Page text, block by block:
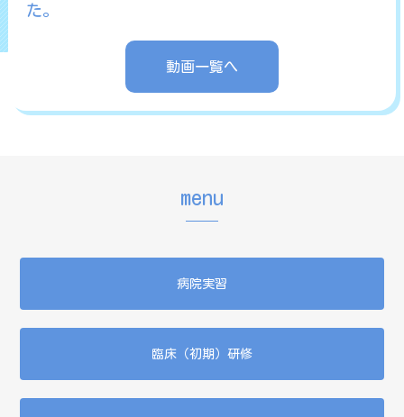
た。
動画一覧へ
menu
病院実習
臨床（初期）研修